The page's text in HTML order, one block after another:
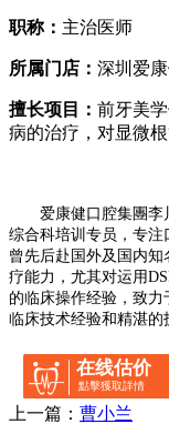
职称： 主治医师
所属门店： 深圳爱
擅长项目： 前牙美
病的治疗，对显微
爱康健口腔集團李川
综合科培训专员，专注
曾先后赴国外及国内
疗能力，尤其对运用
的临床操作经验，致
临床技术经验和精湛的
在线估价
點擊獲取詳情
上一篇： 曹小兰